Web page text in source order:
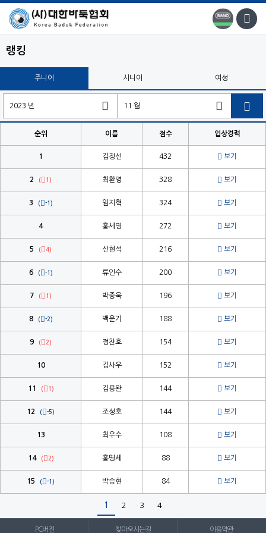
랭킹
주니어 시니어 여성

순위 이름 점수 입상경력
1 김정선 432  보기
2 (  1) 최환영 328  보기
3 (-1) 임지혁 324  보기
4 홍세영 272  보기
5 (  4) 신현석 216  보기
6 (-1) 류인수 200  보기
7 (  1) 박종욱 196  보기
8 (-2) 백운기 188  보기
9 (  2) 정찬호 154  보기
10 김사우 152  보기
11 ( 1) 김용완 144  보기
12 ( -5) 조성호 144  보기
13 최우수 108  보기
14 ( 2) 홍명세 88  보기
15 ( -1) 박승현 84  보기
1 2 3 4
PC버전 찾아오시는길 이용약관